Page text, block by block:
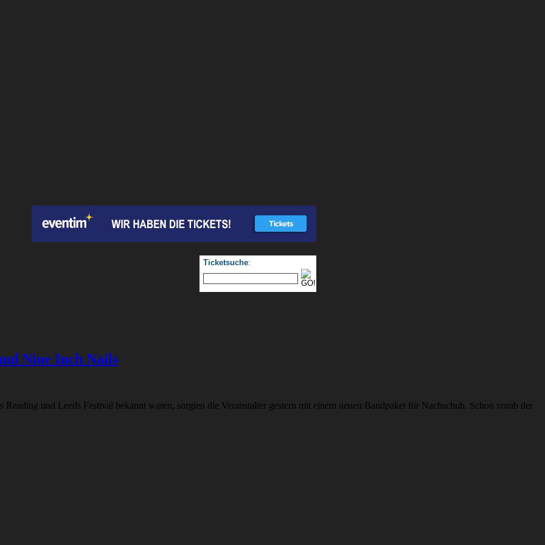
Ticketsuche:
Nine Inch Nails
und Leeds Festival bekannt waren, sorgten die Veranstalter gestern mit einem neuen Bandpaket für Nachschub. Schon vorab der